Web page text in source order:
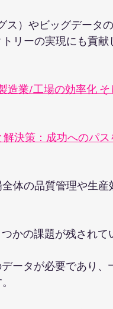
ス）やビッグデータ
リーの実現にも貢献
造業/工場の効率化
決策：成功へのパス
体の品質管理や生産
かの課題が残されて
ータが必要であり